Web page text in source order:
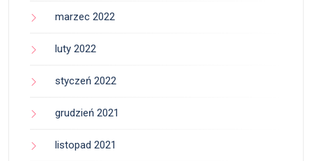
marzec 2022
luty 2022
styczeń 2022
grudzień 2021
listopad 2021